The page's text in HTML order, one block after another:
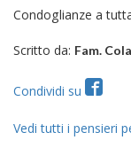
Condoglianze a
Scritto da: Fam.
Condividi su
Vedi tutti i pensieri